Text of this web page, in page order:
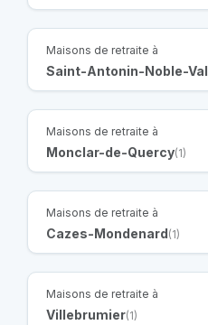
Maisons de retraite à
Saint-Antonin-Noble-Val
Maisons de retraite à
Monclar-de-Quercy(1)
Maisons de retraite à
Cazes-Mondenard(1)
Maisons de retraite à
Villebrumier(1)